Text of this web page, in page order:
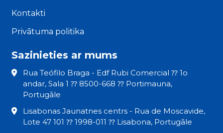
Kontakti
Privātuma politika
Sazinieties ar mums
Rua Teófilo Braga - Edf Rubi Comercial ⁇ 1o
andar, Sala 1 ⁇ 8500-668 ⁇ Portimauna,
Portugāle
Lisabonas Jaunatnes centrs - Rua de Moscavide,
Lote 47 101 ⁇ 1998-011 ⁇ Lisabona, Portugāle